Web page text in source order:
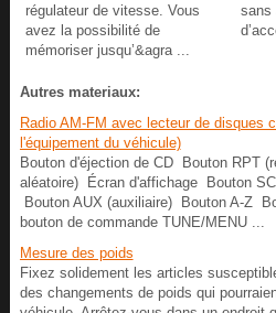
régulateur de vitesse. Vous
avez la possibilité de
mémoriser jusqu’&agra ...
sans
Autres materiaux:
Radio AM-FM avec lecteur de disques
l'équipement du véhicule)
Bouton d'éjection de CD Bouton RPT
aléatoire) Écran d'affichage Bouton
Bouton AUX (auxiliaire) Bouton A-Z
bouton de commande TUNE/MENU ...
Mesure des poids
Fixez solidement les articles
des changements de poids qui